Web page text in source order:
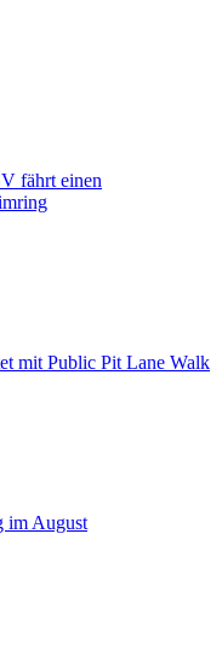
fährt einen
mit Public Pit Lane Walk
im August